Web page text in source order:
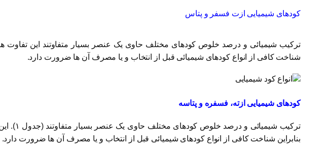
کودهای شیمیایی ازت فسفر و پتاس
ترکیب شیمیائی و درصد خلوص کودهای مختلف حاوی یک عنصر بسیار متفاوتند این تفاوت
شناخت کافی از انواع کودهای شیمیائی قبل از انتخاب و یا مصرف آن ها ضرورت دارد.
کودهای شیمیایی ازته، فسفره و پتاسه
ترکیب
بنابراین شناخت کافی از انواع کودهای شیمیائی قبل از انتخاب و یا مصرف آن ها ضرورت دارد.